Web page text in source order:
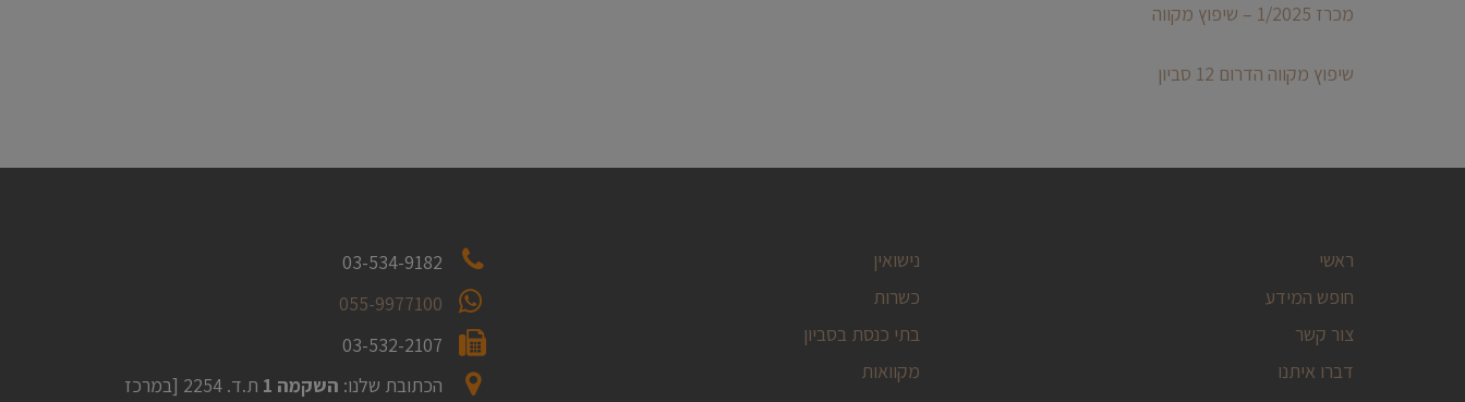
מכרז 1/2025 – שיפוץ מקווה
שיפוץ מקווה הדרום 12 סביון
ראשי
חופש המידע
צור קשר
דברו איתנו
נישואין
כשרות
בתי כנסת בסביון
מקוואות
03-534-9182
055-9977100
03-532-2107
הכתובת שלנו: השקמה 1 ת.ד. 2254 [במרכז